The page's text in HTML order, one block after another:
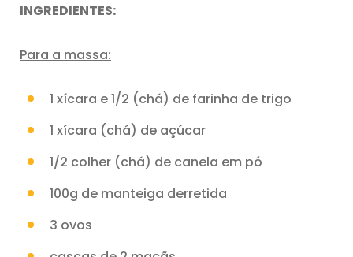
INGREDIENTES:
Para a massa:
1 xícara e 1/2 (chá) de farinha de trigo
1 xícara (chá) de açúcar
1/2 colher (chá) de canela em pó
100g de manteiga derretida
3 ovos